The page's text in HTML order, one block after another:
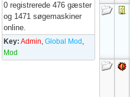
0 registrerede 476 gæster
og 1471 søgemaskiner
online.
Key: Admin, Global Mod ,
Mod